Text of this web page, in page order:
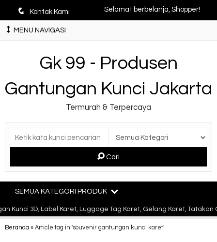
q Kontak Kami Selamat berbelanja, Shopper!
MENU NAVIGASI
Gk 99 - Produsen
Gantungan Kunci Jakarta
Termurah & Terpercaya
Cari
SEMUA KATEGORI PRODUK
3D, Label Karet, Luggage Tag Karet, Gelang Karet, Tatakan
Beranda » Article tag in 'souvenir gantungan kunci karet'